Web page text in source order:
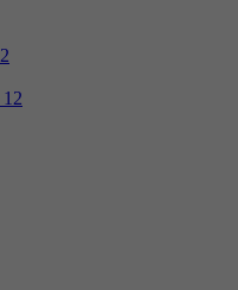
2
12